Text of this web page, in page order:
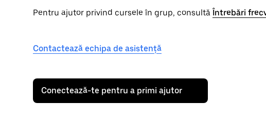
Pentru ajutor privind cursele în grup, consultăÎntrebări
Contactează echipa de asistență
Conectează-te pentru a primi ajutor